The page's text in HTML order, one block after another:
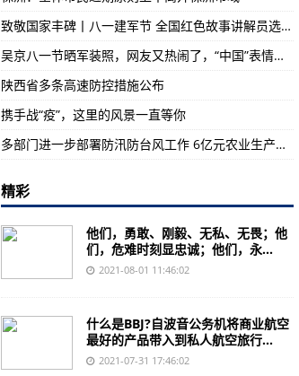
华南沿海等地有较强降水 江南四川盆地等
部分新能源汽车退役动力电池回收再生利
致敬国家丰碑丨八一建军节 全国红色故事讲解员选手秣马厉兵、备战大赛
吴京八一节晒军装照，网友又热闹了，“中国”表情包建军节限定款出炉！
陕西省多条高速防控措施公布
携手战“疫”，这里的风景一直等你
多部门进一步部署防汛防台风工作 6亿元农业生产和水利救灾资金已下达
精彩
他们，勇敢、刚毅、无私、无畏；他
们，危难时刻显忠诚；他们，永...
2021-08-01 11:46:02
什么是BBJ?自波音公务机将商业航空
最好的产品带入到私人航空旅行...
2021-07-31 17:46:02